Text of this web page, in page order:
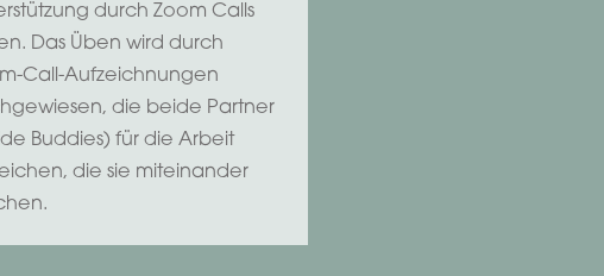
durch Zoom Calls
Das Üben wird durch
Call-Aufzeichnungen
die beide Partner
Buddies) für die Arbeit
die sie miteinander